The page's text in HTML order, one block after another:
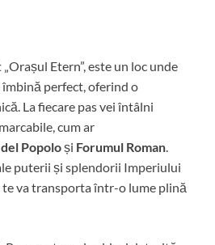
Etern”, este un loc unde
perfect, oferind o
La fiecare pas vei întâlni
cum ar
Popoloși Forumul Roman.
puterii și splendorii Imperiului
te va transporta într-o lume plină